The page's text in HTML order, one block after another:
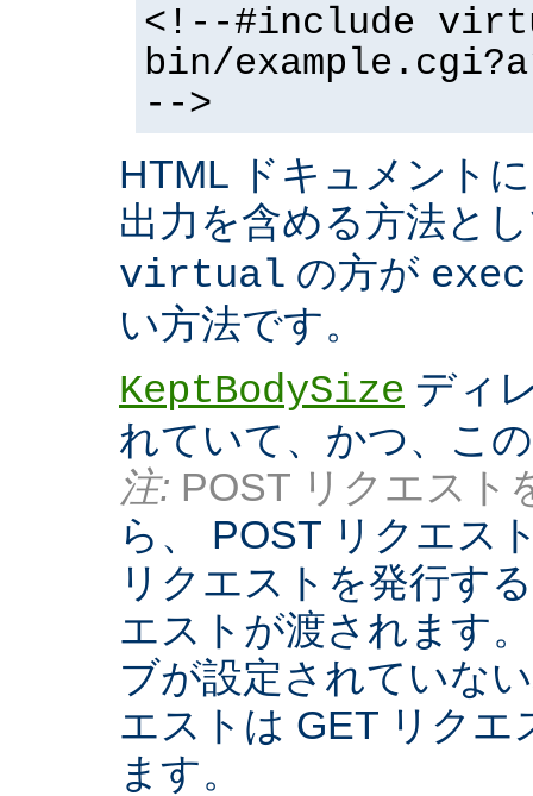
<!--#include
bin/
-->
HTML ドキュメント
出力を含める方法と
virtual の方が
い方法です。
KeptBodySize ディ
れていて、かつ、こ
注: POST リクエスト
ら、 POST リクエス
リクエストを発行す
エストが渡されます
ブが設定されていな
エストは GET リク
ます。